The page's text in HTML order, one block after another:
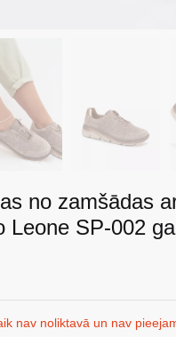
no zamšādas
Leone SP-002
nav noliktavā un nav